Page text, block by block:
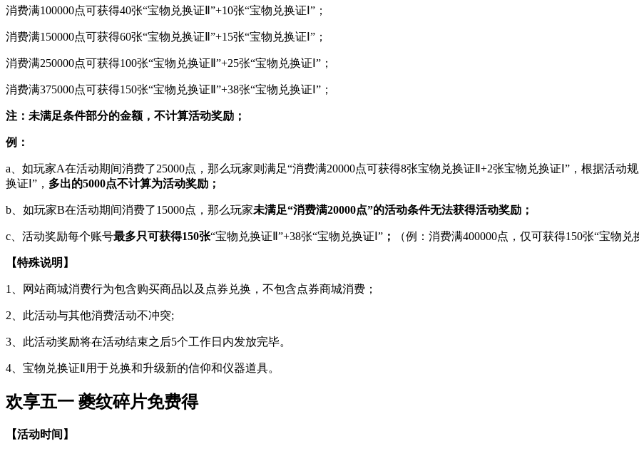
消费满100000点可获得40张“宝物兑换证Ⅱ”+10张“宝物兑换证Ⅰ”；
消费满150000点可获得60张“宝物兑换证Ⅱ”+15张“宝物兑换证Ⅰ”；
消费满250000点可获得100张“宝物兑换证Ⅱ”+25张“宝物兑换证Ⅰ”；
消费满375000点可获得150张“宝物兑换证Ⅱ”+38张“宝物兑换证Ⅰ”；
注：未满足条件部分的金额，不计算活动奖励；
例：
a、如玩家A在活动期间消费了25000点，那么玩家则满足“消费满20000点可获得8张宝物兑换证Ⅱ+2张宝物兑换证Ⅰ”，根据活动
换证Ⅰ”， 多出的5000点不计算为活动奖励；
b、如玩家B在活动期间消费了15000点，那么玩家未满足“消费满20000点”的活动条件无法获得活动奖励；
c、活动奖励每个账号最多只可获得150张“宝物兑换证Ⅱ”+38张“宝物兑换证Ⅰ” ； （例：消费满400000点，仅可获得150张“宝物
【特殊说明】
1、网站商城消费行为包含购买商品以及点券兑换，不包含点券商城消费；
2、此活动与其他消费活动不冲突;
3、此活动奖励将在活动结束之后5个工作日内发放完毕。
4、宝物兑换证Ⅱ用于兑换和升级新的信仰和仪器道具。
欢享五一 夔纹碎片免费得
【活动时间】